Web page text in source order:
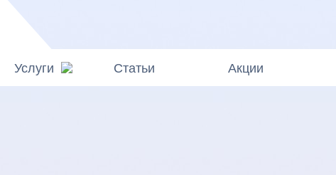
Услуги Статьи Акции